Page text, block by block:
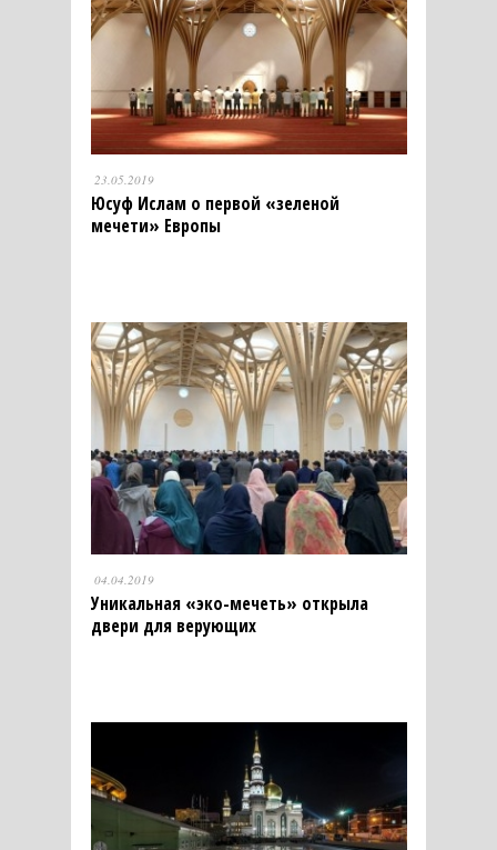
23.05.2019
Юсуф Ислам о первой «зеленой
мечети» Европы
04.04.2019
Уникальная «эко-мечеть» открыла
двери для верующих